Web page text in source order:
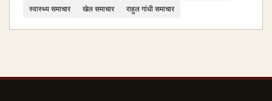
स्वास्थ्य समाचार
खेल समाचार राहुल गांधी समाचार